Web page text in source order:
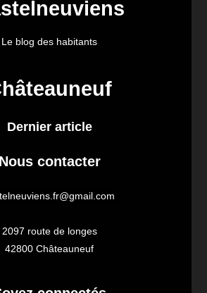
Le blog des habitants
Dernier article
Nous contacter
2097 route de longes
42800 Châteauneuf